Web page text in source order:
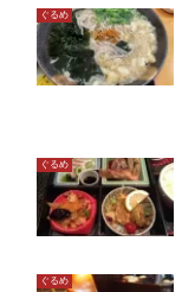
ぐるめ
ぐるめ
ぐるめ